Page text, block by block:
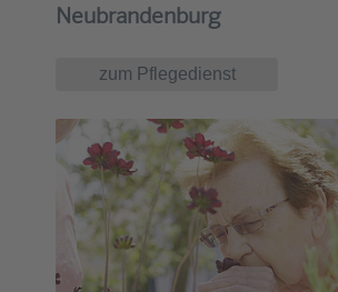
Neubrandenburg
zum Pflegedienst